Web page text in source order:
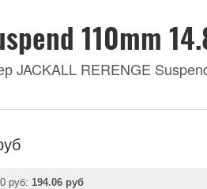
110mm
JACKALL RERENGE
руб: 194.06 руб